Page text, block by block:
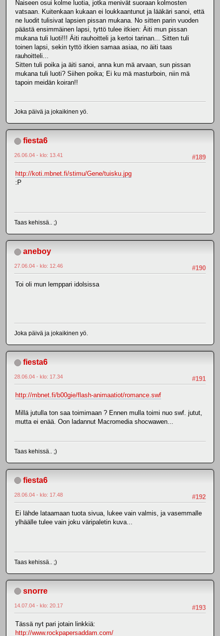
Naiseen osui kolme luotia, jotka menivät suoraan kolmosten
vatsaan. Kuitenkaan kukaan ei loukkaantunut ja lääkäri sanoi, että
ne luodit tulisivat lapsien pissan mukana. No sitten parin vuoden
päästä ensimmäinen lapsi, tyttö tulee itkien: Äiti mun pissan
mukana tuli luoti!!! Äiti rauhoitteli ja kertoi tarinan... Sitten tuli
toinen lapsi, sekin tyttö itkien samaa asiaa, no äiti taas
rauhoitteli...
Sitten tuli poika ja äiti sanoi, anna kun mä arvaan, sun pissan
mukana tuli luoti? Siihen poika; Ei ku mä masturboin, niin mä
tapoin meidän koiran!!
Joka päivä ja jokaikinen yö.
fiesta6
#189
26.06.04 - klo: 13.41
http://koti.mbnet.fi/stimu/Gene/tuisku.jpg
:P
Taas kehissä.. ;)
aneboy
#190
27.06.04 - klo: 12.46
Toi oli mun lemppari idolsissa
Joka päivä ja jokaikinen yö.
fiesta6
#191
28.06.04 - klo: 17.34
http://mbnet.fi/b00gie/flash-animaatiot/romance.swf
Millä jutulla ton saa toimimaan ? Ennen mulla toimi nuo swf. jutut,
mutta ei enää. Oon ladannut Macromedia shocwawen...
Taas kehissä.. ;)
fiesta6
#192
28.06.04 - klo: 17.48
Ei lähde lataamaan tuota sivua, lukee vain valmis, ja vasemmalle
ylhäälle tulee vain joku väripaletin kuva...
Taas kehissä.. ;)
snorre
#193
14.07.04 - klo: 20.17
Tässä nyt pari jotain linkkiä:
http://www.rockpapersaddam.com/